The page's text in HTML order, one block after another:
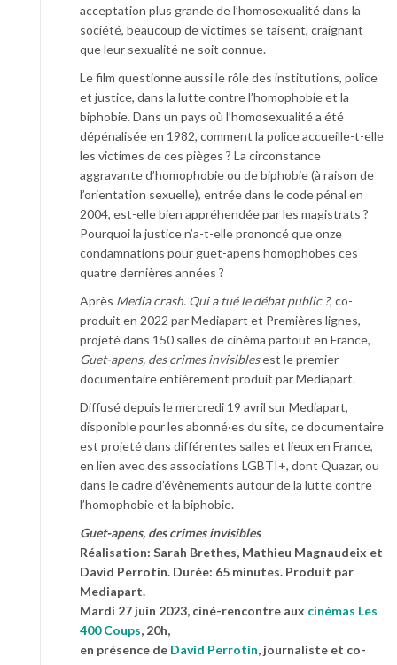
acceptation plus grande de l’homosexualité dans la
société, beaucoup de victimes se taisent, craignant
que leur sexualité ne soit connue.
Le film questionne aussi le rôle des institutions, police
et justice, dans la lutte contre l’homophobie et la
biphobie. Dans un pays où l’homosexualité a été
dépénalisée en 1982, comment la police accueille-t-elle
les victimes de ces pièges ? La circonstance
aggravante d’homophobie ou de biphobie (à raison de
l’orientation sexuelle), entrée dans le code pénal en
2004, est-elle bien appréhendée par les magistrats ?
Pourquoi la justice n’a-t-elle prononcé que onze
condamnations pour guet-apens homophobes ces
quatre dernières années ?
Après Media crash. Qui a tué le débat public ?, co-
produit en 2022 par Mediapart et Premières lignes,
projeté dans 150 salles de cinéma partout en France,
Guet-apens, des crimes invisiblesest le premier
documentaire entièrement produit par Mediapart.
Diffusé depuis le mercredi 19 avril sur Mediapart,
disponible pour les abonné·es du site, ce documentaire
est projeté dans différentes salles et lieux en France,
en lien avec des associations LGBTI+, dont Quazar, ou
dans le cadre d’évènements autour de la lutte contre
l’homophobie et la biphobie.
Guet-apens, des crimes invisibles
Réalisation: Sarah Brethes, Mathieu Magnaudeix et
David Perrotin. Durée: 65 minutes. Produit par
Mediapart.
Mardi 27 juin 2023, ciné-rencontre aux cinémas Les
400 Coups, 20h,
en présence de David Perrotin, journaliste et co-